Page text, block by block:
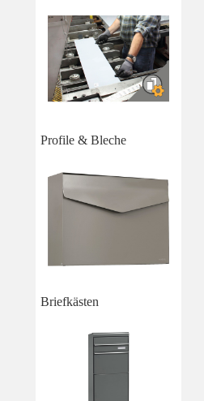
Profile & Bleche
Briefkästen